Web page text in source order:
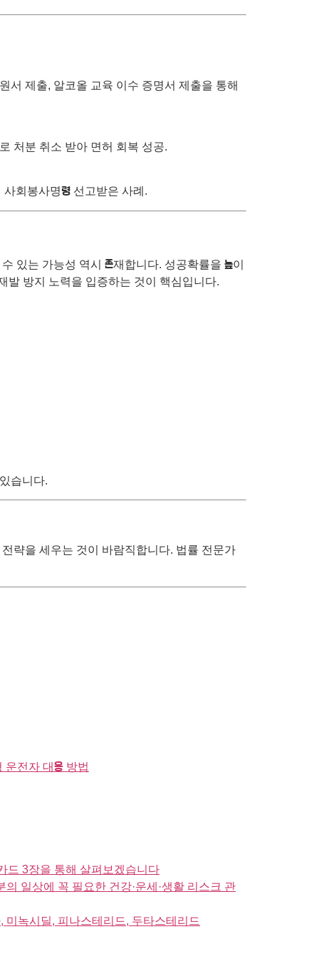
서 제출, 알코올 교육 이수 증명서 제출을 통해
처분 취소 받아 면허 회복 성공.
회봉사명령 선고받은 사례.
있는 가능성 역시 존재합니다. 성공확률을 높이
발 방지 노력을 입증하는 것이 핵심입니다.
습니다.
략을 세우는 것이 바람직합니다. 법률 전문가
운전자 대응 방법
드 3장을 통해 살펴보겠습니다
일상에 꼭 필요한 건강·운세·생활 리스크 관
미녹시딜, 피나스테리드, 두타스테리드